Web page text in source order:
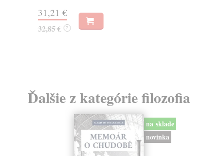
31,21 €
32,85 € ?
Ďalšie z kategórie filozofia
na sklade
novinka